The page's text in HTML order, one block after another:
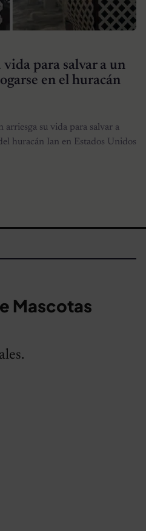
para salvar a un
en el huracán
arriesga su vida para salvar a
huracán Ian en Estados Unidos
Mascotas